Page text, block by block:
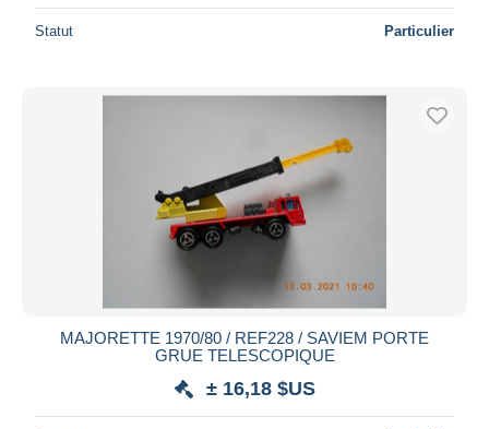
Statut Particulier
MAJORETTE 1970/80 / REF228 / SAVIEM PORTE
GRUE TELESCOPIQUE
± 16,18 $US